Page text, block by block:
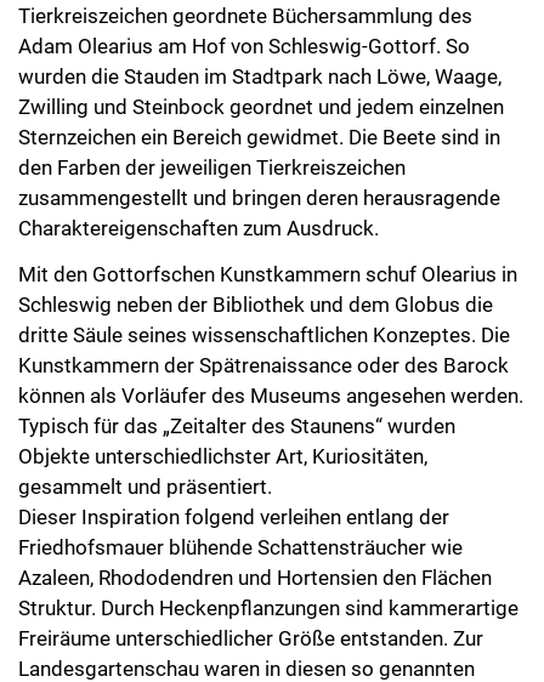
Tierkreiszeichen geordnete Büchersammlung des
Adam Olearius am Hof von Schleswig-Gottorf. So
wurden die Stauden im Stadtpark nach Löwe, Waage,
Zwilling und Steinbock geordnet und jedem einzelnen
Sternzeichen ein Bereich gewidmet. Die Beete sind in
den Farben der jeweiligen Tierkreiszeichen
zusammengestellt und bringen deren herausragende
Charaktereigenschaften zum Ausdruck.
Mit den Gottorfschen Kunstkammern schuf Olearius in
Schleswig neben der Bibliothek und dem Globus die
dritte Säule seines wissenschaftlichen Konzeptes. Die
Kunstkammern der Spätrenaissance oder des Barock
können als Vorläufer des Museums angesehen werden.
Typisch für das „Zeitalter des Staunens“ wurden
Objekte unterschiedlichster Art, Kuriositäten,
gesammelt und präsentiert.
Dieser Inspiration folgend verleihen entlang der
Friedhofsmauer blühende Schattensträucher wie
Azaleen, Rhododendren und Hortensien den Flächen
Struktur. Durch Heckenpflanzungen sind kammerartige
Freiräume unterschiedlicher Größe entstanden. Zur
Landesgartenschau waren in diesen so genannten